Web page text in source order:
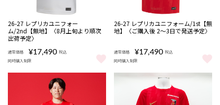
数量
限定
受注
商品
26-27 レプリカユニフォー
ム/2nd【無地】〈8月上旬より順次
出荷予定〉
通常価格 ¥17,490 税込
同時購入制限
数量
限定
26-27 レプリカユニフォーム/1st【無
地】〈ご購入後 2～3日で発送予定〉
通常価格 ¥17,490 税込
同時購入制限